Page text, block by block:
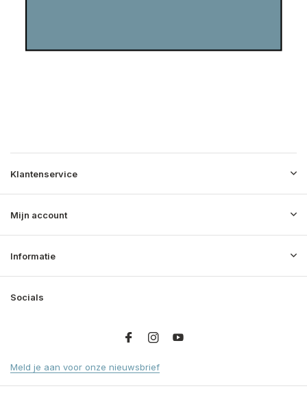
Klantenservice
Mijn account
Informatie
Socials
Meld je aan voor onze nieuwsbrief